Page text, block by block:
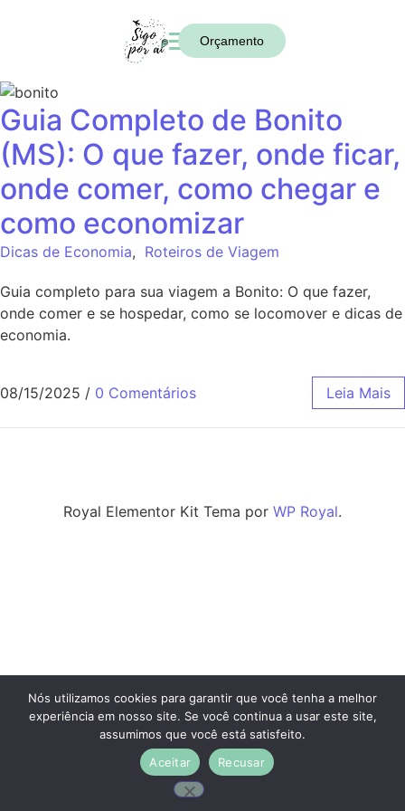
Orçamento
Guia Completo de Bonito
(MS): O que fazer, onde ficar,
onde comer, como chegar e
como economizar
Dicas de Economia, Roteiros de Viagem
Guia completo para sua viagem a Bonito: O que fazer,
onde comer e se hospedar, como se locomover e dicas de
economia.
08/15/2025 / 0 Comentários Leia Mais
Royal Elementor Kit Tema por WP Royal.
Nós utilizamos cookies para garantir que você tenha a melhor
experiência em nosso site. Se você continua a usar este site,
assumimos que você está satisfeito.
Aceitar
Recusar